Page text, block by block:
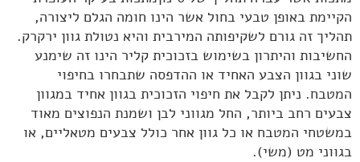
הקיימת באופן טבעי בחול אשר הינו חומה הגלם ליצורה,
תהליך זה גורם לשקיפותה המירבית והיא נטולת גוון ירקרק.
החשיבות והיתרון בשימוש בזכוכית קליר הינו זה שימנע
שוני בגוון הצבע האחיד או ההדפסה שתבחרו בחיפוי
המטבח. ניתן לקבל את חיפוי הזכוכית בגוון אחיד במגוון
צבעים רחב ביותר, החל מגווני לבן ושמנת הנפוצים מאוד
במשטחי המטבח או כל גוון אחר כולל צבעים מטאליים, או
בגווני מט (משי).